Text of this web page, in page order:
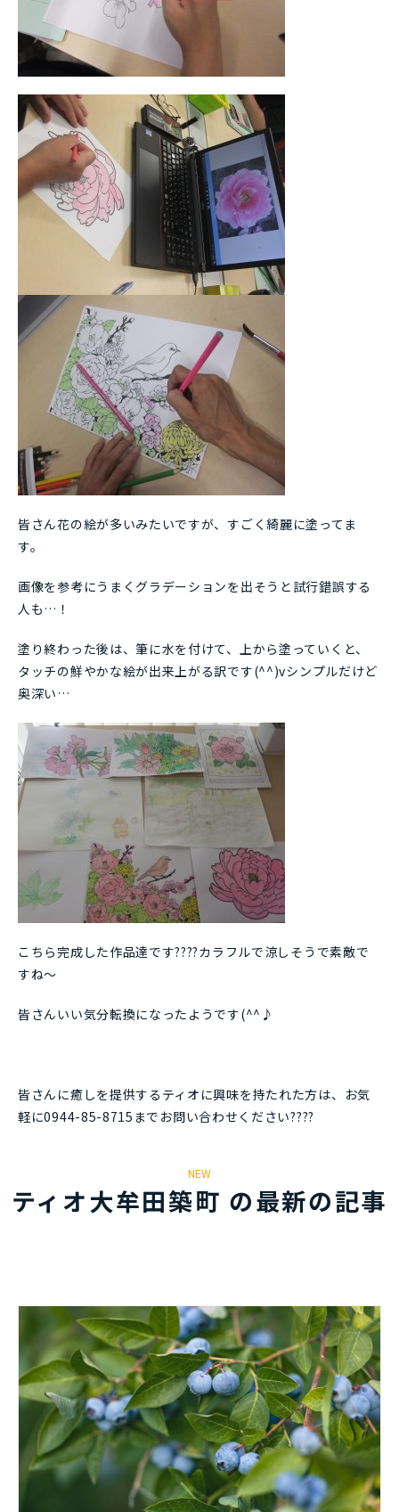
皆さん花の絵が多いみたいですが、すごく綺麗に塗ってま
す。
画像を参考にうまくグラデーションを出そうと試行錯誤する
人も…！
塗り終わった後は、筆に水を付けて、上から塗っていくと、
タッチの鮮やかな絵が出来上がる訳です(^^)vシンプルだけど
奥深い…
こちら完成した作品達です????カラフルで涼しそうで素敵で
すね～
皆さんいい気分転換になったようです(^^♪
皆さんに癒しを提供するティオに興味を持たれた方は、お気
軽に0944-85-8715までお問い合わせください????
NEW
ティオ大牟田築町 の最新の記事